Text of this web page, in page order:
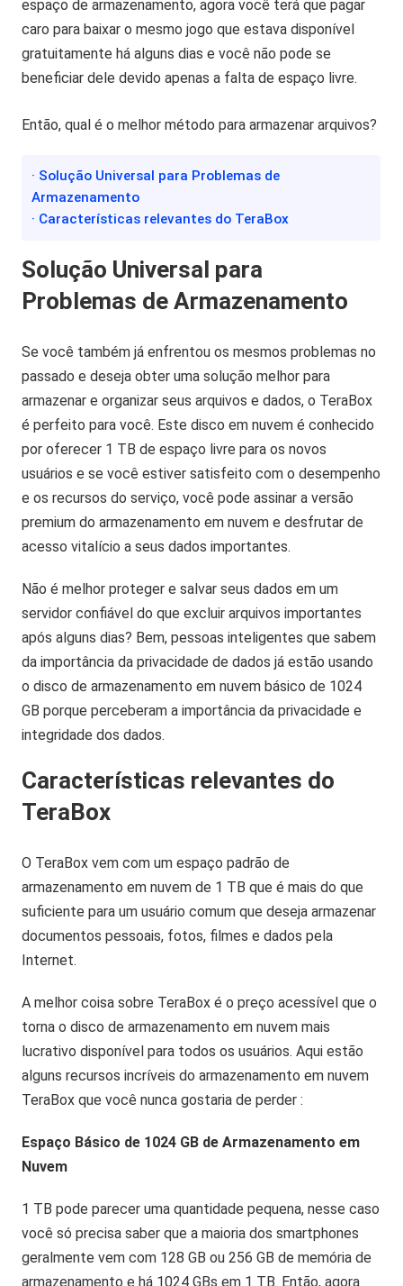
espaço de armazenamento, agora você terá que pagar
caro para baixar o mesmo jogo que estava disponível
gratuitamente há alguns dias e você não pode se
beneficiar dele devido apenas a falta de espaço livre.
Então, qual é o melhor método para armazenar arquivos?
· Solução Universal para Problemas de
Armazenamento
· Características relevantes do TeraBox
Solução Universal para
Problemas de Armazenamento
Se você também já enfrentou os mesmos problemas no
passado e deseja obter uma solução melhor para
armazenar e organizar seus arquivos e dados, o TeraBox
é perfeito para você. Este disco em nuvem é conhecido
por oferecer 1 TB de espaço livre para os novos
usuários e se você estiver satisfeito com o desempenho
e os recursos do serviço, você pode assinar a versão
premium do armazenamento em nuvem e desfrutar de
acesso vitalício a seus dados importantes.
Não é melhor proteger e salvar seus dados em um
servidor confiável do que excluir arquivos importantes
após alguns dias? Bem, pessoas inteligentes que sabem
da importância da privacidade de dados já estão usando
o disco de armazenamento em nuvem básico de 1024
GB porque perceberam a importância da privacidade e
integridade dos dados.
Características relevantes do
TeraBox
O TeraBox vem com um espaço padrão de
armazenamento em nuvem de 1 TB que é mais do que
suficiente para um usuário comum que deseja armazenar
documentos pessoais, fotos, filmes e dados pela
Internet.
A melhor coisa sobre TeraBox é o preço acessível que o
torna o disco de armazenamento em nuvem mais
lucrativo disponível para todos os usuários. Aqui estão
alguns recursos incríveis do armazenamento em nuvem
TeraBox que você nunca gostaria de perder :
Espaço Básico de 1024 GB de Armazenamento em
Nuvem
1 TB pode parecer uma quantidade pequena, nesse caso
você só precisa saber que a maioria dos smartphones
geralmente vem com 128 GB ou 256 GB de memória de
armazenamento e há 1024 GBs em 1 TB. Então, agora